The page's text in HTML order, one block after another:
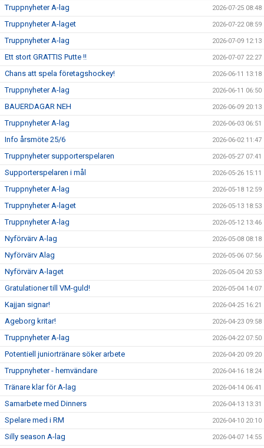
MEDLEMSSKAP
ENKRONASMATCH 2026
Truppnyheter A-lag 2026-07-25 08:48
Truppnyheter A-laget 2026-07-22 08:59
Truppnyheter A-lag 2026-07-09 12:13
Ett stort GRATTIS Putte !! 2026-07-07 22:27
Chans att spela företagshockey! 2026-06-11 13:18
Truppnyheter A-lag 2026-06-11 06:50
BAUERDAGAR NEH 2026-06-09 20:13
Truppnyheter A-lag 2026-06-03 06:51
Info årsmöte 25/6 2026-06-02 11:47
Truppnyheter supporterspelaren 2026-05-27 07:41
Supporterspelaren i mål 2026-05-26 15:11
Truppnyheter A-lag 2026-05-18 12:59
Truppnyheter A-laget 2026-05-13 18:53
Truppnyheter A-lag 2026-05-12 13:46
Nyförvärv A-lag 2026-05-08 08:18
Nyförvärv Alag 2026-05-06 07:56
Nyförvärv A-laget 2026-05-04 20:53
Gratulationer till VM-guld! 2026-05-04 14:07
Kajjan signar! 2026-04-25 16:21
Ageborg kritar! 2026-04-23 09:58
Truppnyheter A-lag 2026-04-22 07:50
Potentiell juniortränare söker arbete 2026-04-20 09:20
Truppnyheter - hemvändare 2026-04-16 18:24
Tränare klar för A-lag 2026-04-14 06:41
Samarbete med Dinners 2026-04-13 13:31
Spelare med i RM 2026-04-10 20:10
Silly season A-lag 2026-04-07 14:55